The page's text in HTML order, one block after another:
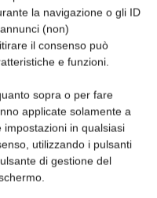
la navigazione o gli ID
(non)
il consenso può
e funzioni.
sopra o per fare
applicate solamente a
in qualsiasi
utilizzando i pulsanti
di gestione del
diminuzione
e suini e,
di piccole e